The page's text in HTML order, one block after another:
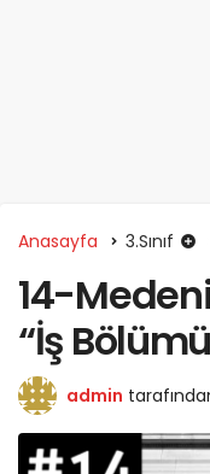
Anasayfa 3.Sınıf
14-
“İş
admin